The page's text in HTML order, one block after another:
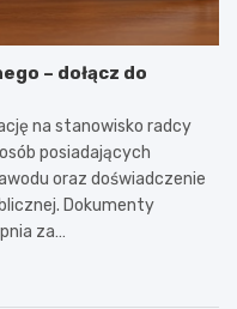
– dołącz do
na stanowisko radcy
posiadających
oraz doświadczenie
Dokumenty
za…